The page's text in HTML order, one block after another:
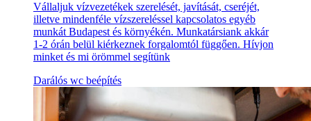
Vállaljuk vízvezetékek szerelését, javítását, cseréjét,
illetve mindenféle vízszereléssel kapcsolatos egyéb
munkát Budapest és környékén. Munkatársiank akkár
1-2 órán belül kiérkeznek forgalomtól függően. Hívjon
minket és mi örömmel segítünk
Darálós wc beépítés